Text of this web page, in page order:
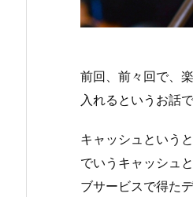
前回、前々回で、
入れるというお話で
キャッシュという
でいうキャッシュ
ブサービスで得た